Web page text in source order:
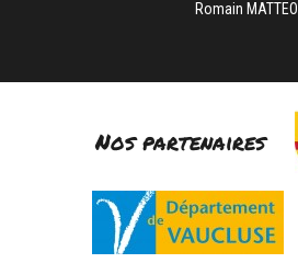
Romain
Nos partenaires